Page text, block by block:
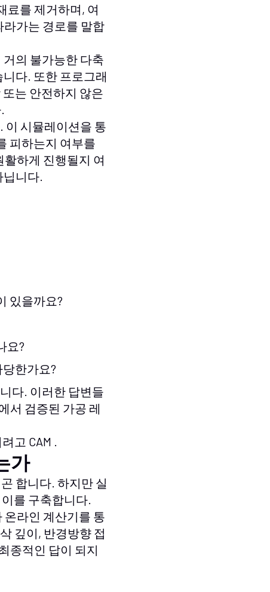
료를 제거하며, 여
라가는 경로를 말합
의 불가능한 다축
다. 또한 프로그래
는 안전하지 않은
이 시뮬레이션을 통
피하는지 여부를
하게 진행될지 여
닙니다.
있을까요?
요?
한가요?
다. 이러한 답변들
서 검증된 가공 레
고 CAM .
가
합니다. 하지만 실
를 구축합니다.
라인 계산기를 통
깊이, 반경방향 접
종적인 답이 되지